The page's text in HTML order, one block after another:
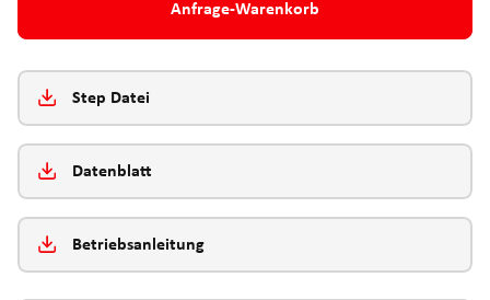
Anfrage-Warenkorb
Step Datei
Datenblatt
Betriebsanleitung